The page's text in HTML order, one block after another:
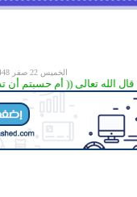
الخميس 22 صفر 1448 هـ الموافق
قال الله تعالى (( أم حسبتم أن